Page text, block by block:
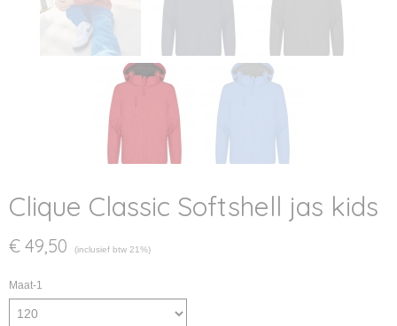
Clique Classic Softshell jas kids
€ 49,50 (inclusief btw 21%)
Maat-1